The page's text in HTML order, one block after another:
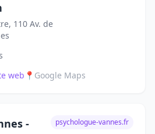
110 Av. de
web 📍 Google Maps
-
psychologue-vannes.fr